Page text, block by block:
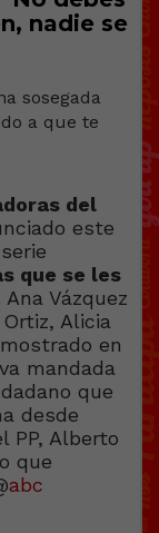
nadie se
del
este
que se les
Vázquez
Alicia
en
mandada
que
desde
PP, Alberto
que
abc